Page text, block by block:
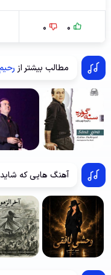
0
0
مطالب بیشتر از
آهنگ هایی که